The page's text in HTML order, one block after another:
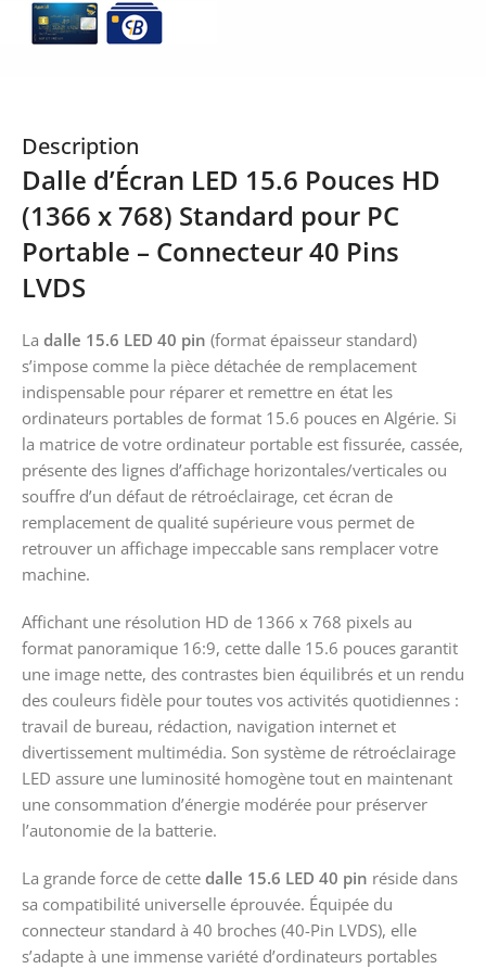
Description
Dalle d’Écran LED 15.6 Pouces HD
(1366 x 768) Standard pour PC
Portable – Connecteur 40 Pins
LVDS
La dalle 15.6 LED 40 pin (format épaisseur standard)
s’impose comme la pièce détachée de remplacement
indispensable pour réparer et remettre en état les
ordinateurs portables de format 15.6 pouces en Algérie. Si
la matrice de votre ordinateur portable est fissurée, cassée,
présente des lignes d’affichage horizontales/verticales ou
souffre d’un défaut de rétroéclairage, cet écran de
remplacement de qualité supérieure vous permet de
retrouver un affichage impeccable sans remplacer votre
machine.
Affichant une résolution HD de 1366 x 768 pixels au
format panoramique 16:9, cette dalle 15.6 pouces garantit
une image nette, des contrastes bien équilibrés et un rendu
des couleurs fidèle pour toutes vos activités quotidiennes :
travail de bureau, rédaction, navigation internet et
divertissement multimédia. Son système de rétroéclairage
LED assure une luminosité homogène tout en maintenant
une consommation d’énergie modérée pour préserver
l’autonomie de la batterie.
La grande force de cette dalle 15.6 LED 40 pin réside dans
sa compatibilité universelle éprouvée. Équipée du
connecteur standard à 40 broches (40-Pin LVDS), elle
s’adapte à une immense variété d’ordinateurs portables